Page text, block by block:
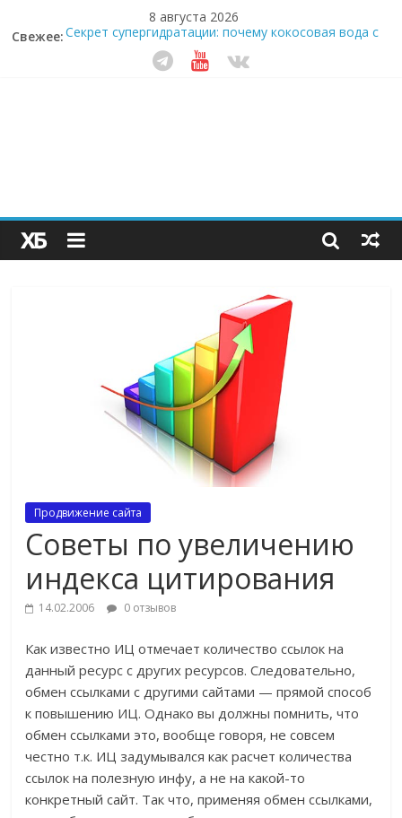
8 августа 2026
Свежее:Секрет супергидратации: почему кокосовая вода с
пребиотиками становится главным трендом
здорового питания
сливки меняют утренний ритуал
Как простая наклейка заставляет миллионы людей
не забывать о самом важном креме этим летом
Продвижение сайта
Советы по увеличению
индекса цитирования
14.02.2006 0 отзывов
Как известно ИЦ отмечает количество ссылок на
данный ресурс с других ресурсов. Следовательно,
обмен ссылками с другими сайтами — прямой способ
к повышению ИЦ. Однако вы должны помнить, что
обмен ссылками это, вообще говоря, не совсем
честно т.к. ИЦ задумывался как расчет количества
ссылок на полезную инфу, а не на какой-то
конкретный сайт. Так что, применяя обмен ссылками,